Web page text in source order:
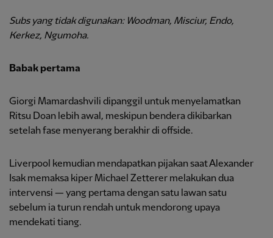
Subs yang tidak digunakan: Woodman, Misciur, Endo,
Kerkez, Ngumoha.
Babak pertama
Giorgi Mamardashvili dipanggil untuk menyelamatkan
Ritsu Doan lebih awal, meskipun bendera dikibarkan
setelah fase menyerang berakhir di offside.
Liverpool kemudian mendapatkan pijakan saat Alexander
Isak memaksa kiper Michael Zetterer melakukan dua
intervensi — yang pertama dengan satu lawan satu
sebelum ia turun rendah untuk mendorong upaya
mendekati tiang.